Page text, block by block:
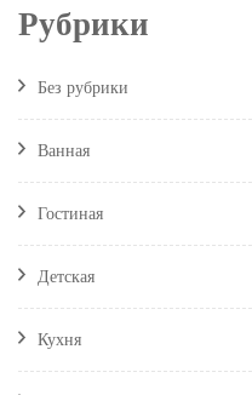
Рубрики
Без рубрики
Ванная
Гостиная
Детская
Кухня